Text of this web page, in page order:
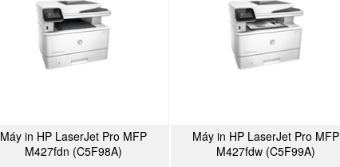
Máy in HP LaserJet Pro MFP
M427fdn (C5F98A)
MUA NGAY
Máy in HP LaserJet Pro MFP
M427fdw (C5F99A)
MUA NGAY